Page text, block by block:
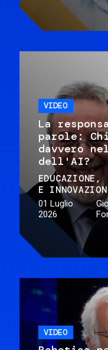
VIDEO
La
parole:
davvero
dell'AI?
EDUCAZIONE
E
01 Luglio
2026
VIDEO